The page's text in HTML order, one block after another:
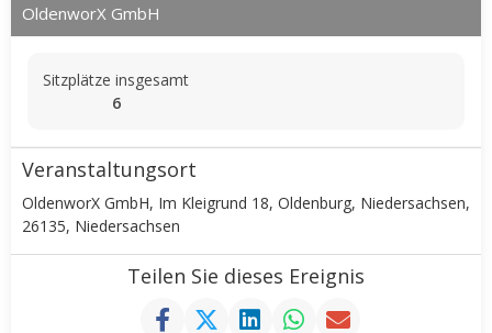
OldenworX GmbH
Sitzplätze insgesamt
6
Veranstaltungsort
OldenworX GmbH, Im Kleigrund 18, Oldenburg, Niedersachsen,
26135, Niedersachsen
Teilen Sie dieses Ereignis